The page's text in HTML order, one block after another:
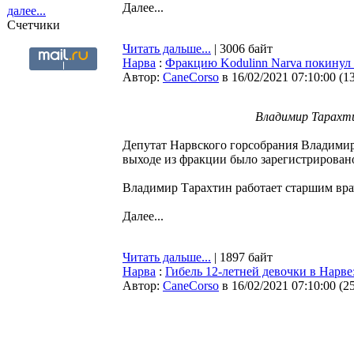
далее...
Счетчики
Далее...
Читать дальше... | 3006 байт
Нарва : Фракцию Kodulinn Narva
Автор: CaneCorso в 16/02/2021 07:10:00 (
Владимир
Депутат Нарвского горсобрания
выходе из фракции было
Владимир Тарахтин работает старшим
Далее...
Читать дальше... | 1897 байт
Нарва : Гибель 12-летней девочки в
Автор: CaneCorso в 16/02/2021 07:10:00 (